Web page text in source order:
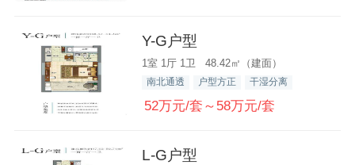
Y-G户型
1室 1厅 1卫 48.42㎡（建面）
南北通透 户型方正 干湿分离
52万元/套～58万元/套
L-G户型